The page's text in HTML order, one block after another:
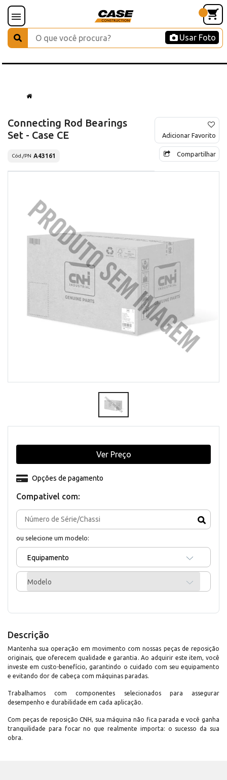
Usar Foto
Connecting Rod Bearings
Set - Case CE
Cód./PN A43161
Adicionar Favorito
Compartilhar
Compativel com:
ou selecione um modelo:
Equipamento
Modelo
Opções de pagamento
Ver Preço
Descrição
Mantenha sua operação em movimento com nossas peças de reposição
originais, que oferecem qualidade e garantia. Ao adquirir este item, você
investe em custo-benefício, garantindo o cuidado com seu equipamento
e evitando dor de cabeça com máquinas paradas.
Trabalhamos com componentes selecionados para assegurar
desempenho e durabilidade em cada aplicação.
Com peças de reposição CNH, sua máquina não fica parada e você ganha
tranquilidade para focar no que realmente importa: o sucesso da sua
obra.